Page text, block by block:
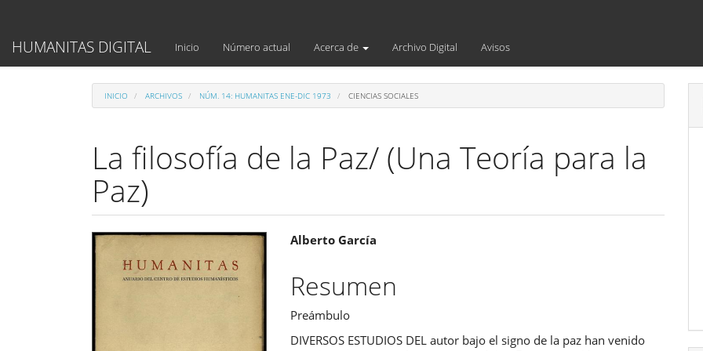
Contenido
principal
HUMANITAS DIGITAL Inicio Número actual Acerca de Archivo Digital Avisos
INICIO ARCHIVOS NÚM. 14: HUMANITAS ENE-DIC 1973 CIENCIAS SOCIALES
La filosofía de la Paz/ (Una Teoría para la
Paz)
Barra
lateral
del
Contenido
principal
del
artículo
Alberto García
Resumen
Preámbulo
DIVERSOS ESTUDIOS DEL autor bajo el signo de la paz han venido